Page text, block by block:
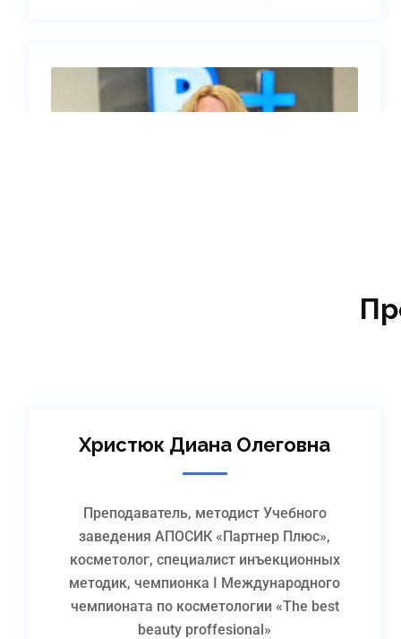
Христюк Диана Олеговна
Преподаватель, методист Учебного
заведения АПОСИК «Партнер Плюс»,
косметолог, специалист инъекционных
методик, чемпионка I Международного
чемпионата по косметологии «The best
beauty proffesional»